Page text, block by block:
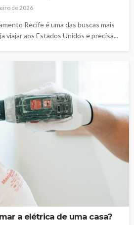
de 2026
Recife é uma das buscas mais
viajar aos Estados Unidos e precisa...
a elétrica de uma casa?